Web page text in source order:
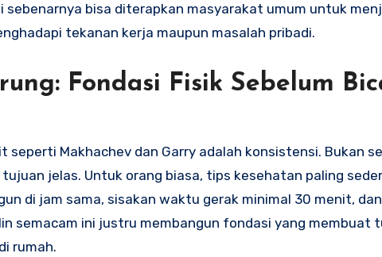
sebenarnya bisa diterapkan masyarakat umum untuk
tekanan kerja maupun masalah pribadi.
Fondasi Fisik Sebelum
Makhachev dan Garry adalah konsistensi. Bukan
jelas. Untuk orang biasa, tips kesehatan paling
di jam sama, sisakan waktu gerak minimal 30 menit,
semacam ini justru membangun fondasi yang membuat
rumah.